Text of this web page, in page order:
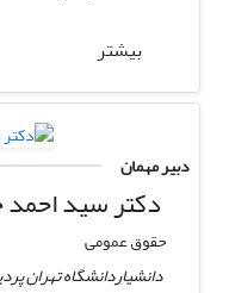
بیشتر
دبیر مهمان
دکتر سید احمد
حقوق عمومی
دانشیاردانشگاه تهران